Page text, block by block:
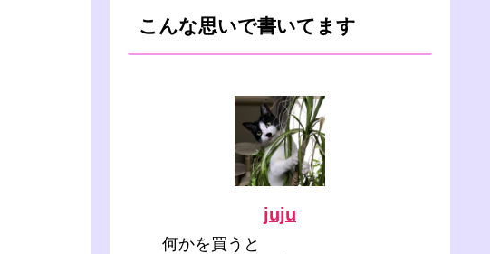
こんな思いで書いてます
juju
何かを買うと